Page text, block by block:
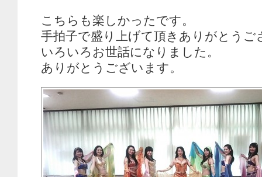
こちらも楽しかったです。
手拍子で盛り上げて頂きありがとうご
いろいろお世話になりました。
ありがとうございます。